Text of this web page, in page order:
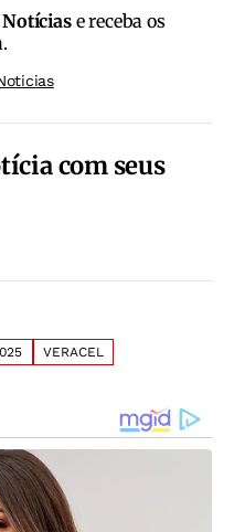
e receba os
com seus
VERACEL